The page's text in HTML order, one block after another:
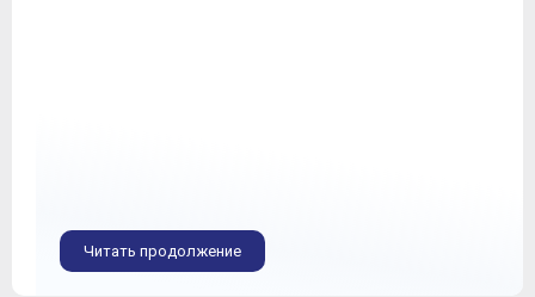
Читать продолжение